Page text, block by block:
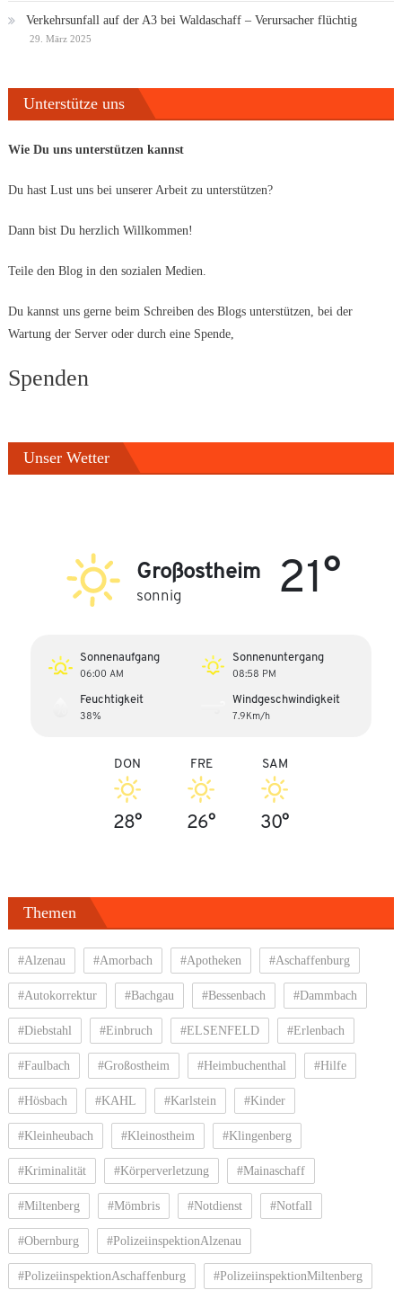
Verkehrsunfall auf der A3 bei Waldaschaff – Verursacher flüchtig
29. März 2025
Unterstütze uns
Wie Du uns unterstützen kannst
Du hast Lust uns bei unserer Arbeit zu unterstützen?
Dann bist Du herzlich Willkommen!
Teile den Blog in den sozialen Medien.
Du kannst uns gerne beim Schreiben des Blogs unterstützen, bei der
Wartung der Server oder durch eine Spende,
Spenden
Unser Wetter
Großostheim
sonnig 21°
Sonnenaufgang
06:00 AM
Sonnenuntergang
08:58 PM
Feuchtigkeit
38%
Windgeschwindigkeit
7.9Km/h
DON
28°
FRE
26°
SAM
30°
Themen
#Alzenau #Amorbach #Apotheken #Aschaffenburg
#Autokorrektur #Bachgau #Bessenbach #Dammbach
#Diebstahl #Einbruch #ELSENFELD #Erlenbach
#Faulbach #Großostheim #Heimbuchenthal #Hilfe
#Hösbach #KAHL #Karlstein #Kinder
#Kleinheubach #Kleinostheim #Klingenberg
#Kriminalität #Körperverletzung #Mainaschaff
#Miltenberg #Mömbris #Notdienst #Notfall
#Obernburg #PolizeiinspektionAlzenau
#PolizeiinspektionAschaffenburg #PolizeiinspektionMiltenberg